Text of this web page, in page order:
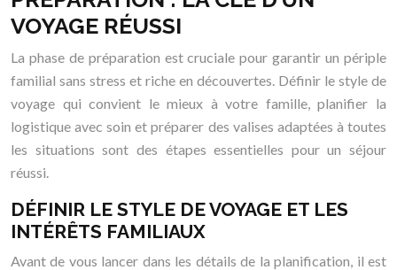
VOYAGE RÉUSSI
La phase de préparation est cruciale pour garantir un périple
familial sans stress et riche en découvertes. Définir le style de
voyage qui convient le mieux à votre famille, planifier la
logistique avec soin et préparer des valises adaptées à toutes
les situations sont des étapes essentielles pour un séjour
réussi.
DÉFINIR LE STYLE DE VOYAGE ET LES
INTÉRÊTS FAMILIAUX
Avant de vous lancer dans les détails de la planification, il est